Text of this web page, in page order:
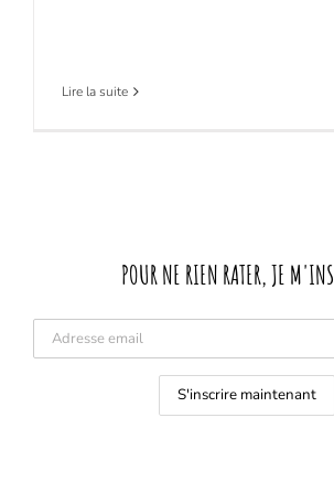
Lire la suite
POUR NE RIEN RATER, JE